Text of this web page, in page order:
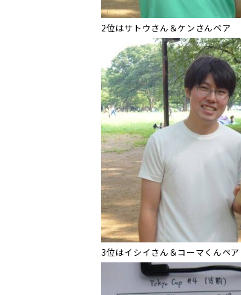
2位はサトウさん＆ケンさんペア
3位はイシイさん＆コーマくんペア